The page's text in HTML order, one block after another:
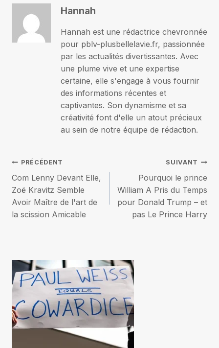
Hannah
Hannah est une rédactrice chevronnée
pour pblv-plusbellelavie.fr, passionnée
par les actualités divertissantes. Avec
une plume vive et une expertise
certaine, elle s'engage à vous fournir
des informations récentes et
captivantes. Son dynamisme et sa
créativité font d'elle un atout précieux
au sein de notre équipe de rédaction.
Navigation
de
l’article
PRÉCÉDENT
Com Lenny Devant Elle,
Zoë Kravitz Semble
Avoir Maître de l'art de
la scission Amicable
SUIVANT
Pourquoi le prince
William A Pris du Temps
pour Donald Trump – et
pas Le Prince Harry